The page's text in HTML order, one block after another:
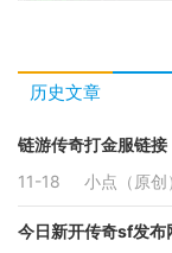
历史文章
链游传奇打金服链接
11-18
小点（原创
今日新开传奇sf发布